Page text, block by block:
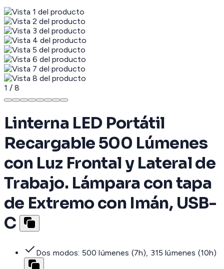
1 / 8
Linterna LED Portátil
Recargable 500 Lúmenes
con Luz Frontal y Lateral de
Trabajo. Lámpara con tapa
de Extremo con Imán, USB-
C
Dos modos: 500 lúmenes (7h), 315 lúmenes (10h)